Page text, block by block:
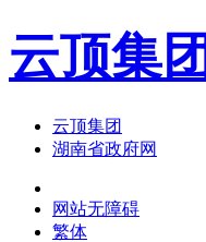
云顶集团
云顶集团
湖南省政府网
网站无障碍
繁体